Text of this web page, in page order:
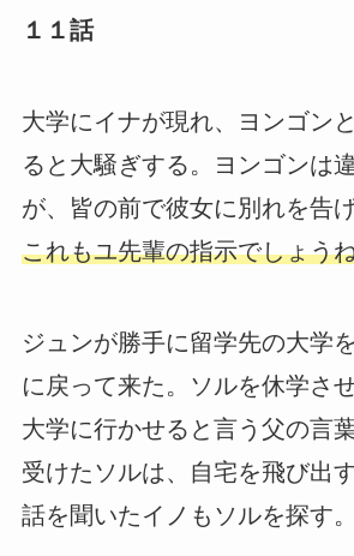
１１話
大学にイナが現れ、ヨンゴン
ると大騒ぎする。ヨンゴンは
が、皆の前で彼女に別れを告げ
これもユ先輩の指示でしょう
ジュンが勝手に留学先の大学
に戻って来た。ソルを休学さ
大学に行かせると言う父の言
受けたソルは、自宅を飛び出
話を聞いたイノもソルを探す。